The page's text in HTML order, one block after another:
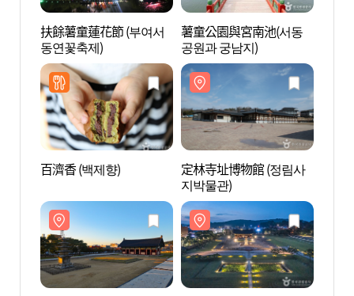
扶餘薯童蓮花節 (부여서
동연꽃축제)
薯童公園與宮南池(서동
공원과 궁남지)
百濟香 (백제향)
定林寺址博物館 (정림사
지박물관)